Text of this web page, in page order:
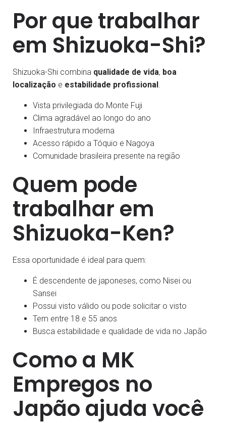
Por que trabalhar
em Shizuoka-Shi?
Shizuoka-Shi combina qualidade de vida, boa
localização e estabilidade profissional
Vista privilegiada do Monte Fuji
Clima agradável ao longo do ano
Infraestrutura moderna
Acesso rápido a Tóquio e Nagoya
Comunidade brasileira presente na região
Quem pode
trabalhar em
Shizuoka-Ken?
Essa oportunidade é ideal para quem:
É descendente de japoneses, como Nisei ou
Sansei
Possui visto válido ou pode solicitar o visto
Tem entre 18 e 55 anos
Busca estabilidade e qualidade de vida no Japão
Como a MK
Empregos no
Japão ajuda você